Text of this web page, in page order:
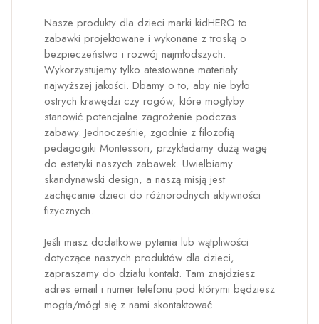
Nasze produkty dla dzieci marki kidHERO to
zabawki projektowane i wykonane z troską o
bezpieczeństwo i rozwój najmłodszych.
Wykorzystujemy tylko atestowane materiały
najwyższej jakości. Dbamy o to, aby nie było
ostrych krawędzi czy rogów, które mogłyby
stanowić potencjalne zagrożenie podczas
zabawy. Jednocześnie, zgodnie z filozofią
pedagogiki Montessori, przykładamy dużą wagę
do estetyki naszych zabawek. Uwielbiamy
skandynawski design, a naszą misją jest
zachęcanie dzieci do różnorodnych aktywności
fizycznych.
Jeśli masz dodatkowe pytania lub wątpliwości
dotyczące naszych produktów dla dzieci,
zapraszamy do działu kontakt. Tam znajdziesz
adres email i numer telefonu pod którymi będziesz
mogła/mógł się z nami skontaktować.